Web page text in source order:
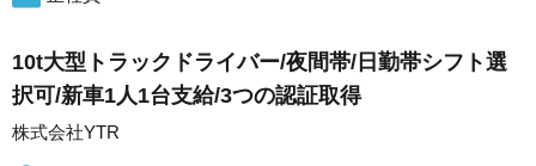
10t大型トラックドライバー/夜間帯/日勤帯シフト選
択可/新車1人1台支給/3つの認証取得
株式会社YTR